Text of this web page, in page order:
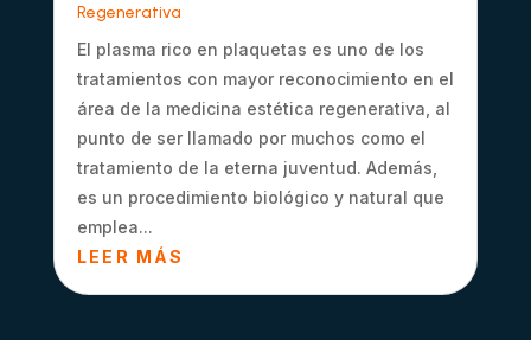
Regenerativa
El plasma rico en plaquetas es uno de los
tratamientos con mayor reconocimiento en el
área de la medicina estética regenerativa, al
punto de ser llamado por muchos como el
tratamiento de la eterna juventud. Además,
es un procedimiento biológico y natural que
emplea...
LEER MÁS